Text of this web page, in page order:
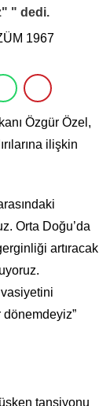
" dedi.
Özgür Özel,
ilişkin
Orta Doğu’da
artıracak
vasiyetini
tansiyonu